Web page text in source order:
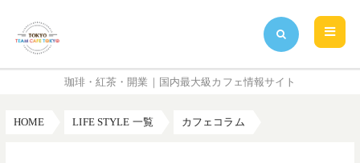
珈琲・紅茶・開業｜国内最大級カフェ情報サイト
HOME LIFE STYLE 一覧 カフェコラム